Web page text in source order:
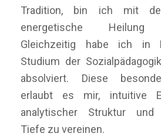
Tradition, bin ich mit
energetische Heilung
Gleichzeitig habe ich in
Studium der
absolviert. Diese
erlaubt es mir, intuitive
analytischer Struktur und
Tiefe zu vereinen.